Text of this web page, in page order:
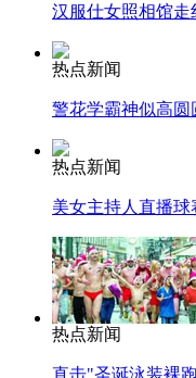
纽约上演“枕头大战”
司机酒驾遇交警 急
汉服仕女照相馆走
热点新闻
警花学霸神似高圆
热点新闻
美女主持人直播
热点新闻
直击"圣诞泳装裸